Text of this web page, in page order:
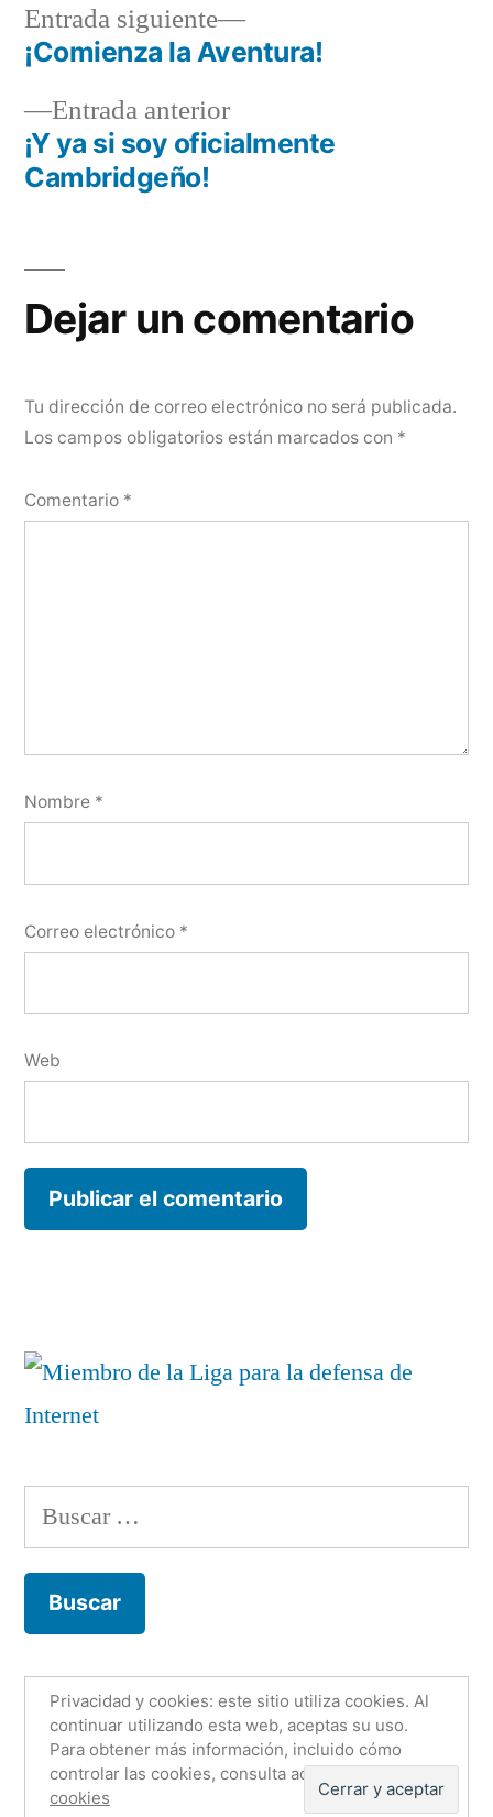
Navegación
de
entradas
Entrada anteriorEntrada
anterior:
¡Y ya si soy oficialmente
Cambridgeño!
Entrada siguiente
Entrada
siguiente:
¡Comienza la Aventura!
Dejar un comentario
Tu dirección de correo electrónico no será publicada.
Los campos obligatorios están marcados con *
Comentario *
Nombre *
Correo electrónico *
Web
Buscar:
Fco. Jesús Martínez Murcia ,Funciona gracias a
WordPress.
Email Twitter
LinkedIn
GitHub
Orcid
Privacidad y cookies: este sitio utiliza cookies. Al
continuar utilizando esta web, aceptas su uso.
Para obtener más información, incluido cómo
controlar las cookies, consulta aquí:
cookies